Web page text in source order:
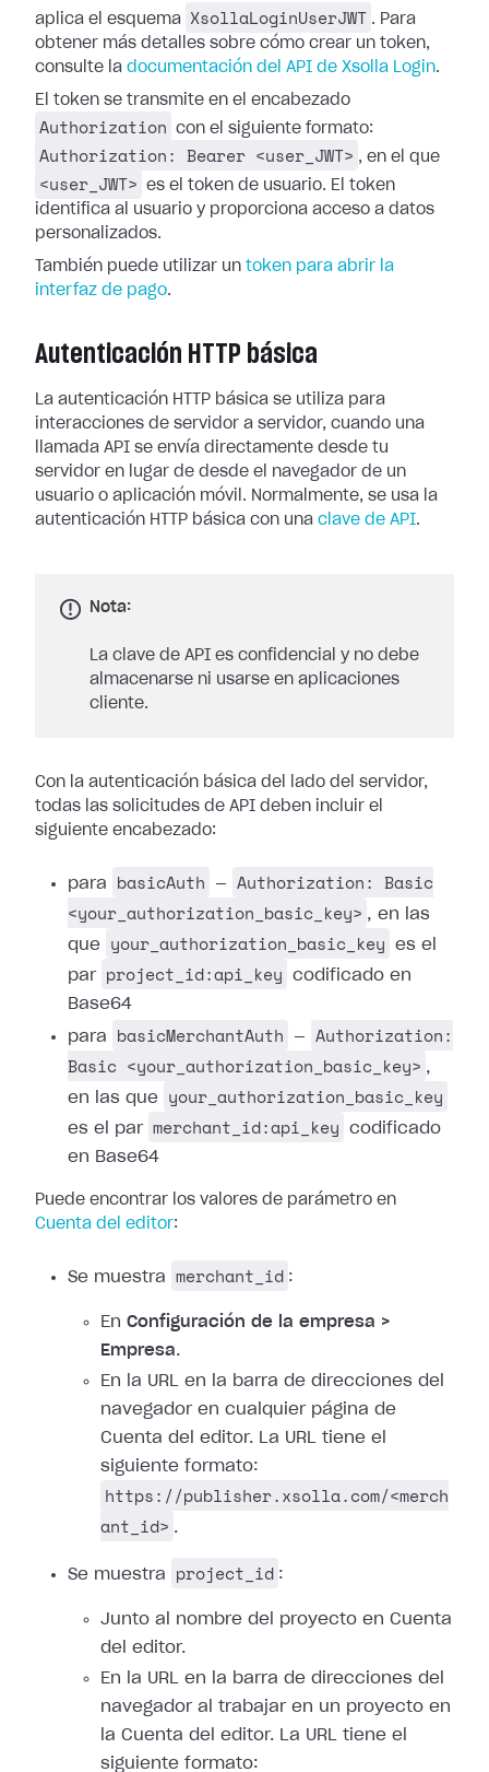
aplica el esquema
XsollaLoginUserJWT . Para
obtener más detalles sobre cómo crear un token,
consulte la documentación del API de Xsolla Login.
El token se transmite en el encabezado
Authorization con el siguiente formato:
Authorization: Bearer <user_JWT> , en el que
<user_JWT>
es el token de usuario. El token
identifica al usuario y proporciona acceso a datos
personalizados.
También puede utilizar un token para abrir la
interfaz de pago.
Autenticación HTTP básica
La autenticación HTTP básica se utiliza para
interacciones de servidor a servidor, cuando una
llamada API se envía directamente desde tu
servidor en lugar de desde el navegador de un
usuario o aplicación móvil. Normalmente, se usa la
autenticación HTTP básica con una clave de API.
Nota:
La clave de API es confidencial y no debe
almacenarse ni usarse en aplicaciones
cliente.
Con la autenticación básica del lado del servidor,
todas las solicitudes de API deben incluir el
siguiente encabezado:
para basicAuth —
Authorization: Basic
<your_authorization_basic_key> , en las
que
your_authorization_basic_key
es el
par project_id:api_key
codificado en
Base64
para
basicMerchantAuth —
Authorization:
Basic <your_authorization_basic_key> ,
en las que
your_authorization_basic_key
es el par merchant_id:api_key
codificado
en Base64
Puede encontrar los valores de parámetro en
Cuenta del editor:
Se muestra merchant_id :
En Configuración de la empresa >
Empresa.
En la URL en la barra de direcciones del
navegador en cualquier página de
Cuenta del editor. La URL tiene el
siguiente formato:
https://publisher.xsolla.com/<merch
ant_id> .
Se muestra project_id :
Junto al nombre del proyecto en Cuenta
del editor.
En la URL en la barra de direcciones del
navegador al trabajar en un proyecto en
la Cuenta del editor. La URL tiene el
siguiente formato: